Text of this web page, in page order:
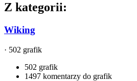
Z kategorii:
Wiking
· 502 grafik
502 grafik
1497 komentarzy do grafik